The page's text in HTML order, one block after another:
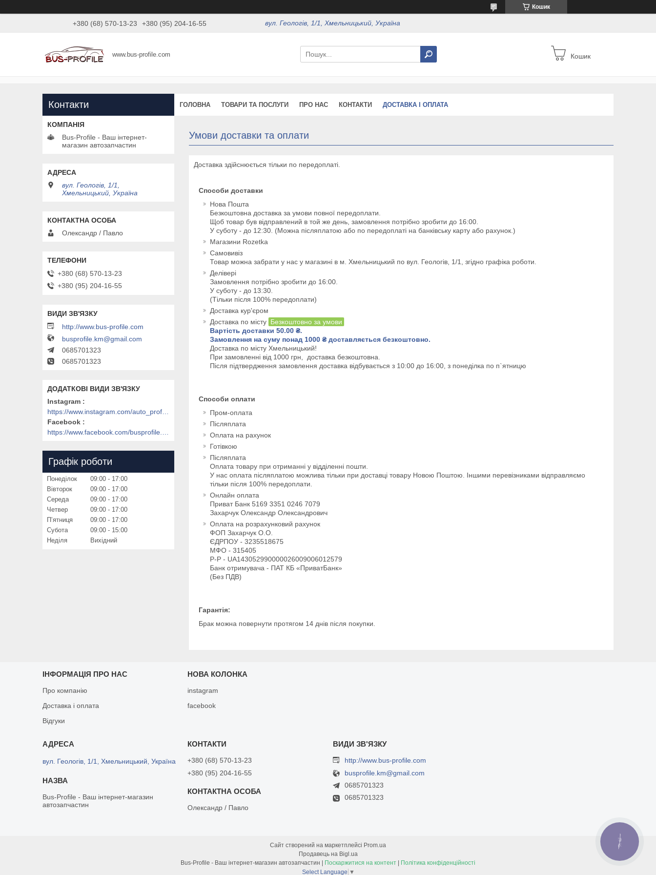
Кошик
+380 (68) 570-13-23 +380 (95) 204-16-55 вул. Геологів, 1/1, Хмельницький, Україна
www.bus-profile.com Кошик
ГОЛОВНА ТОВАРИ ТА ПОСЛУГИ ПРО НАС КОНТАКТИ ДОСТАВКА І ОПЛАТА
Умови доставки та оплати
Доставка здійснюється тільки по передоплаті.
Способи доставки
Нова Пошта
Безкоштовна доставка за умови повної передоплати.
Щоб товар був відправлений в той же день, замовлення потрібно зробити до 16:00.
У суботу - до 12:30. (Можна післяплатою або по передоплаті на банківську карту або рахунок.)
Магазини Rozetka
Самовивіз
Товар можна забрати у нас у магазині в м. Хмельницький по вул. Геологів, 1/1, згідно графіка роботи.
Делівері
Замовлення потрібно зробити до 16:00.
У суботу - до 13:30.
(Тільки після 100% передоплати)
Доставка кур'єром
Доставка по місту Безкоштовно за умови
Вартість доставки 50.00 ₴.
Замовлення на суму понад 1000 ₴ доставляється безкоштовно.
Доставка по місту Хмельницький!
При замовленні від 1000 грн,  доставка безкоштовна.
Після підтвердження замовлення доставка відбувається з 10:00 до 16:00, з понеділка по п`ятницю
Способи оплати
Пром-оплата
Післяплата
Оплата на рахунок
Готівкою
Післяплата
Оплата товару при отриманні у відділенні пошти.
У нас оплата післяплатою можлива тільки при доставці товару Новою Поштою. Іншими перевізниками відправляємо
тільки після 100% передоплати.
Онлайн оплата
Приват Банк 5169 3351 0246 7079
Захарчук Олександр Олександрович
Оплата на розрахунковий рахунок
ФОП Захарчук О.О.
ЄДРПОУ - 3235518675
МФО - 315405
Р-Р - UA143052990000026009006012579
Банк отримувача - ПАТ КБ «ПриватБанк»
(Без ПДВ)
Гарантія:
Брак можна повернути протягом 14 днів після покупки.
Контакти
Bus-Profile - Ваш інтернет-
магазин автозапчастин
вул. Геологів, 1/1,
Хмельницький, Україна
Олександр / Павло
+380 (68) 570-13-23
+380 (95) 204-16-55
http://www.bus-profile.com
busprofile.km@gmail.com
0685701323
0685701323
Instagram
Facebook
Графік роботи
Понеділок 09:00
17:00
Вівторок
09:00
17:00
Середа
09:00
17:00
Четвер
09:00
17:00
Пʼятниця
09:00
17:00
Субота
09:00
15:00
Неділя
Вихідний
ІНФОРМАЦІЯ ПРО НАС
Про компанію
Доставка і оплата
Відгуки
НОВА КОЛОНКА
instagram
facebook
вул. Геологів, 1/1, Хмельницький, Україна
Bus-Profile - Ваш інтернет-магазин
автозапчастин
+380 (68) 570-13-23
+380 (95) 204-16-55
Олександр / Павло
http://www.bus-profile.com
busprofile.km@gmail.com
0685701323
0685701323
Сайт створений на маркетплейсі Prom.ua
Продавець на Bigl.ua
Поскаржитися на контент
Політика конфіденційності
Select Language ▼
КНОПКА
ЗВ'ЯЗКУ